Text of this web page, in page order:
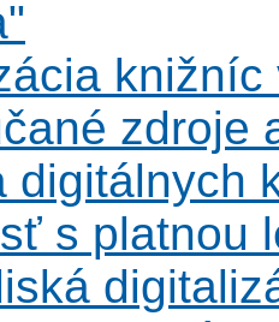
knižníc
zdroje
digitálnych
s platnou